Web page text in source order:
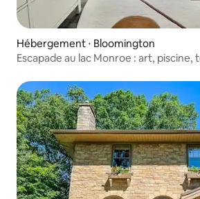
Hébergement ⋅ Bloomington
Escapade au lac Monroe : art, piscine,